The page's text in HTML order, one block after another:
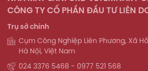
CÔNG TY CỔ PHẦN ĐẦU TƯ LIÊN
Trụ sở chính
Cụm Công Nghiệp Liên Phương, Xã
Hà Nội, Việt Nam
024 3376 5468 - 0977 521 568